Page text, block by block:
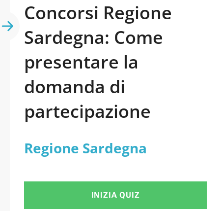
Concorsi Regione
Sardegna: Come
presentare la
domanda di
partecipazione
Regione Sardegna
INIZIA QUIZ